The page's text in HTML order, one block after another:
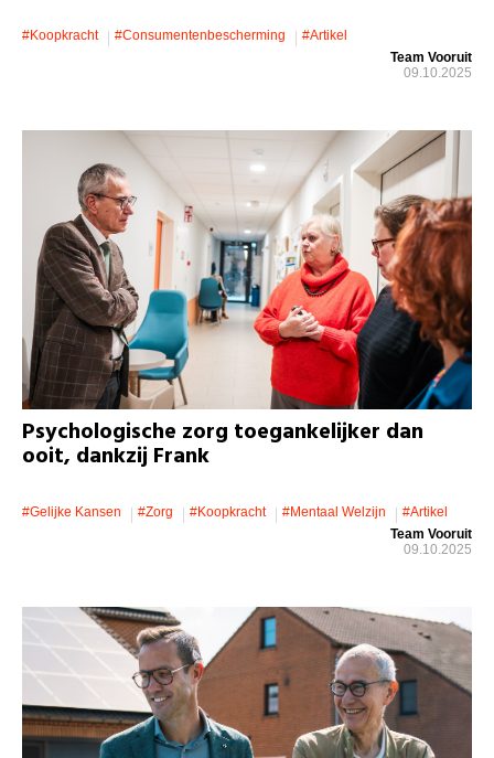
#koopkracht #consumentenbescherming
#artikel
Team Vooruit
09.10.2025
Psychologische zorg toegankelijker dan
ooit, dankzij Frank
#gelijke Kansen #zorg #koopkracht #mentaal Welzijn
#artikel
Team Vooruit
09.10.2025